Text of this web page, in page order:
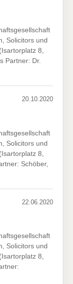
Solicitors und
8,
Partner: Dr.
20.10.2020
Solicitors und
8,
Schöber,
22.06.2020
Solicitors und
8,